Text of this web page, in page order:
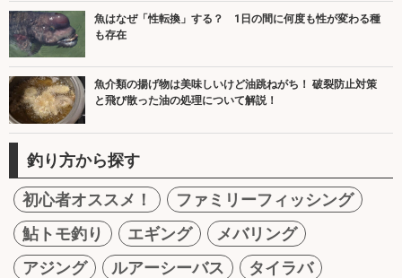
魚はなぜ「性転換」する？ 1日の間に何度も性が変わる種
も存在
魚介類の揚げ物は美味しいけど油跳ねがち！ 破裂防止対策
と飛び散った油の処理について解説！
釣り方から探す
初心者オススメ！
ファミリーフィッシング
鮎トモ釣り
エギング
メバリング
アジング
ルアーシーバス
タイラバ